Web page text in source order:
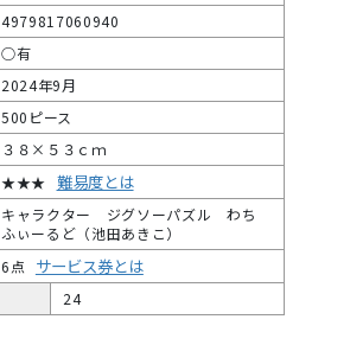
4979817060940
○有
2024年9月
500ピース
３８×５３ｃｍ
★★★ 難易度とは
キャラクター ジグソーパズル わち
ふぃーるど（池田あきこ）
6点 サービス券とは
24